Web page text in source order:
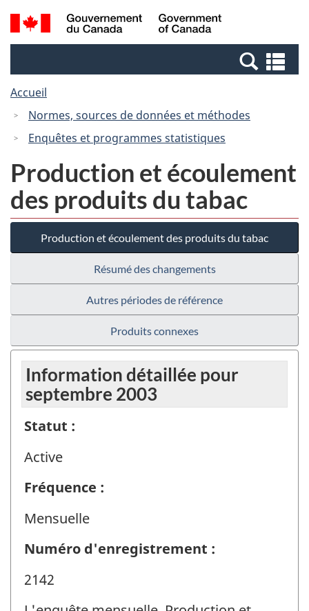
Passer
au
Passer
à
Canada
Recherche
et
et
Accueil
Normes, sources de données et méthodes
Enquêtes et programmes statistiques
Production et écoulement
des produits du tabac
Production et écoulement des produits du tabac
Résumé des changements
Autres périodes de référence
Produits connexes
Information détaillée pour
septembre 2003
Statut :
Active
Fréquence :
Mensuelle
Numéro d'enregistrement :
2142